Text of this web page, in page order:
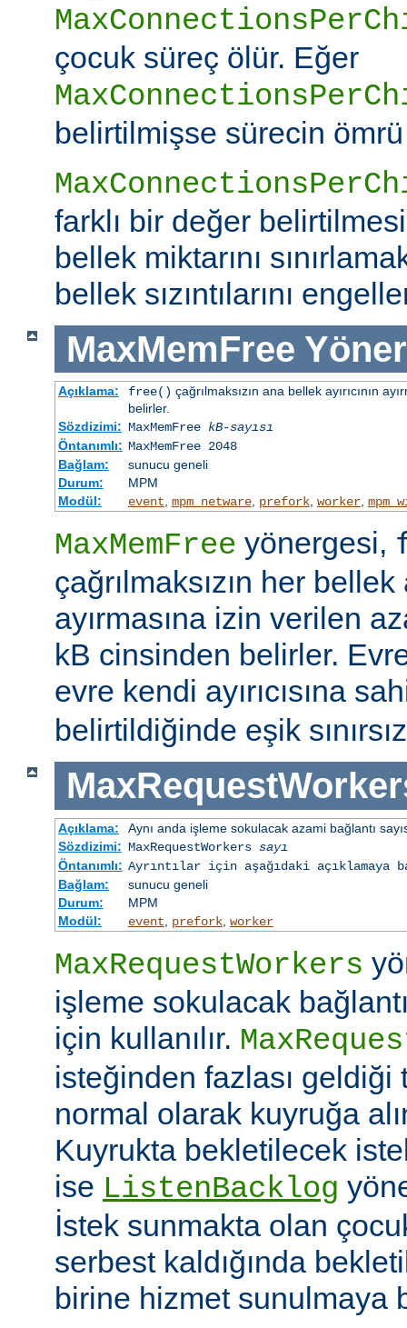
çocuk süreç ölür. Eğer
belirtilmişse sürecin
farklı bir değer
bellek miktarını
bellek sızıntılarını
MaxMemFree
Açıklama: free() çağrılmaksızın ana bellek ayırıcının
belirler.
Sözdizimi: MaxMemFree kB-sayısı
Öntanımlı: MaxMemFree 2048
Bağlam:
sunucu geneli
Durum:
MPM
Modül:
event mpm_netware, prefork, worker,
MaxMemFree yönergesi,
çağrılmaksızın her bellek
ayırmasına izin verilen
kB cinsinden belirler.
evre kendi ayırıcısına
belirtildiğinde eşik
Açıklama:
Aynı anda işleme sokulacak azami bağlantı
Sözdizimi: MaxRequestWorkers sayı
Öntanımlı: Ayrıntılar için aşağıdaki açıklamaya
Bağlam:
sunucu geneli
Durum:
MPM
Modül:
event prefork, worker
MaxRequestWorkers
işleme sokulacak bağlantı
için kullanılır.
isteğinden fazlası
normal olarak kuyruğa
Kuyrukta bekletilecek
ise ListenBacklog
İstek sunmakta olan
serbest kaldığında
birine hizmet sunulmaya